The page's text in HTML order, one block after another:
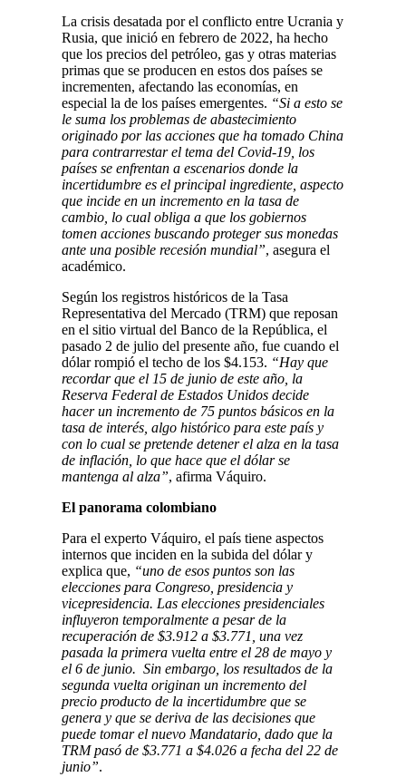
La crisis desatada por el conflicto entre Ucrania y
Rusia, que inició en febrero de 2022, ha hecho
que los precios del petróleo, gas y otras materias
primas que se producen en estos dos países se
incrementen, afectando las economías, en
especial la de los países emergentes. “Si a esto se
le suma los problemas de abastecimiento
originado por las acciones que ha tomado China
para contrarrestar el tema del Covid-19, los
países se enfrentan a escenarios donde la
incertidumbre es el principal ingrediente, aspecto
que incide en un incremento en la tasa de
cambio, lo cual obliga a que los gobiernos
tomen acciones buscando proteger sus monedas
ante una posible recesión mundial”, asegura el
académico.
Según los registros históricos de la Tasa
Representativa del Mercado (TRM) que reposan
en el sitio virtual del Banco de la República, el
pasado 2 de julio del presente año, fue cuando el
dólar rompió el techo de los $4.153. “Hay que
recordar que el 15 de junio de este año, la
Reserva Federal de Estados Unidos decide
hacer un incremento de 75 puntos básicos en la
tasa de interés, algo histórico para este país y
con lo cual se pretende detener el alza en la tasa
de inflación, lo que hace que el dólar se
mantenga al alza”, afirma Váquiro.
El panorama colombiano
Para el experto Váquiro, el país tiene aspectos
internos que inciden en la subida del dólar y
explica que, “uno de esos puntos son las
elecciones para Congreso, presidencia y
vicepresidencia. Las elecciones presidenciales
influyeron temporalmente a pesar de la
recuperación de $3.912 a $3.771, una vez
pasada la primera vuelta entre el 28 de mayo y
el 6 de junio. Sin embargo, los resultados de la
segunda vuelta originan un incremento del
precio producto de la incertidumbre que se
genera y que se deriva de las decisiones que
puede tomar el nuevo Mandatario, dado que la
TRM pasó de $3.771 a $4.026 a fecha del 22 de
junio”.